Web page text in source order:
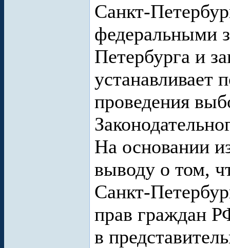
Санкт-
федеральными
Петербурга и
устанавливает
проведения
На основании
выводу о том,
Санкт-
прав граждан
в